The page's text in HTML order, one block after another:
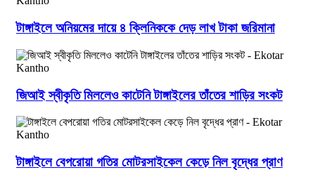
টাঙ্গাইলে অনিয়মের দায়ে ৪ ক্লিনিককে দেড় লাখ টাকা জরিমানা
জিআই স্বীকৃতি মিললেও কাটেনি টাঙ্গাইলের তাঁতের শাড়ির সংকট
টাঙ্গাইলে বেপরোয়া গতির মোটরসাইকেল কেড়ে নিল বৃদ্ধের প্রাণ